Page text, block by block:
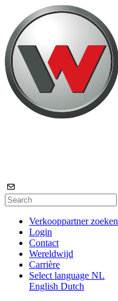
Verkooppartner zoeken
Login
Contact
Wereldwijd
Carrière
Select language NL
English Dutch